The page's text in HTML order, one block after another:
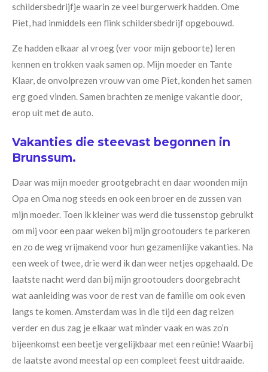
schildersbedrijfje waarin ze veel burgerwerk hadden. Ome
Piet, had inmiddels een flink schildersbedrijf opgebouwd.
Ze hadden elkaar al vroeg (ver voor mijn geboorte) leren
kennen en trokken vaak samen op. Mijn moeder en Tante
Klaar, de onvolprezen vrouw van ome Piet, konden het samen
erg goed vinden. Samen brachten ze menige vakantie door,
erop uit met de auto.
Vakanties die steevast begonnen in
Brunssum.
Daar was mijn moeder grootgebracht en daar woonden mijn
Opa en Oma nog steeds en ook een broer en de zussen van
mijn moeder. Toen ik kleiner was werd die tussenstop gebruikt
om mij voor een paar weken bij mijn grootouders te parkeren
en zo de weg vrijmakend voor hun gezamenlijke vakanties. Na
een week of twee, drie werd ik dan weer netjes opgehaald. De
laatste nacht werd dan bij mijn grootouders doorgebracht
wat aanleiding was voor de rest van de familie om ook even
langs te komen. Amsterdam was in die tijd een dag reizen
verder en dus zag je elkaar wat minder vaak en was zo’n
bijeenkomst een beetje vergelijkbaar met een reünie! Waarbij
de laatste avond meestal op een compleet feest uitdraaide.